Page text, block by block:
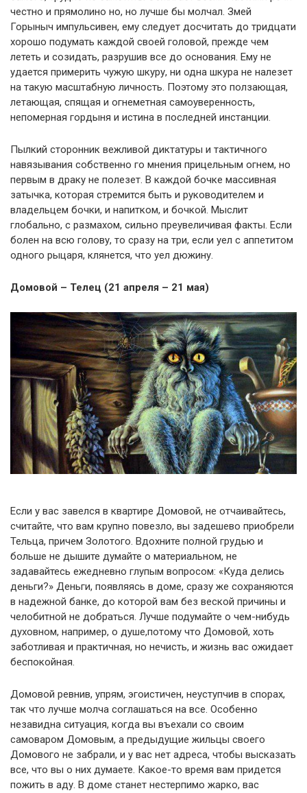
честно и прямолино но, но лучше бы молчал. Змей
Горыныч импульсивен, ему следует досчитать до тридцати
хорошо подумать каждой своей головой, прежде чем
лететь и созидать, разрушив все до основания. Ему не
удается примерить чужую шкуру, ни одна шкура не налезет
на такую масштабную личность. Поэтому это ползающая,
летающая, спящая и огнеметная самоуверенность,
непомерная гордыня и истина в последней инстанции.
Пылкий сторонник вежливой диктатуры и тактичного
навязывания собственно го мнения прицельным огнем, но
первым в драку не полезет. В каждой бочке массивная
затычка, которая стремится быть и руководителем и
владельцем бочки, и напитком, и бочкой. Мыслит
глобально, с размахом, сильно преувеличивая факты. Если
болен на всю голову, то сразу на три, если уел с аппетитом
одного рыцаря, клянется, что уел дюжину.
Домовой – Телец (21 апреля – 21 мая)
Если у вас завелся в квартире Домовой, не отчаивайтесь,
считайте, что вам крупно повезло, вы задешево приобрели
Тельца, причем Золотого. Вдохните полной грудью и
больше не дышите думайте о материальном, не
задавайтесь ежедневно глупым вопросом: «Куда делись
деньги?» Деньги, появляясь в доме, сразу же сохраняются
в надежной банке, до которой вам без веской причины и
челобитной не добраться. Лучше подумайте о чем-нибудь
духовном, например, о душе,потому что Домовой, хоть
заботливая и практичная, но нечисть, и жизнь вас ожидает
беспокойная.
Домовой ревнив, упрям, эгоистичен, неуступчив в спорах,
так что лучше молча соглашаться на все. Особенно
незавидна ситуация, когда вы въехали со своим
самоваром Домовым, а предыдущие жильцы своего
Домового не забрали, и у вас нет адреса, чтобы высказать
все, что вы о них думаете. Какое-то время вам придется
пожить в аду. В доме станет нестерпимо жарко, вас